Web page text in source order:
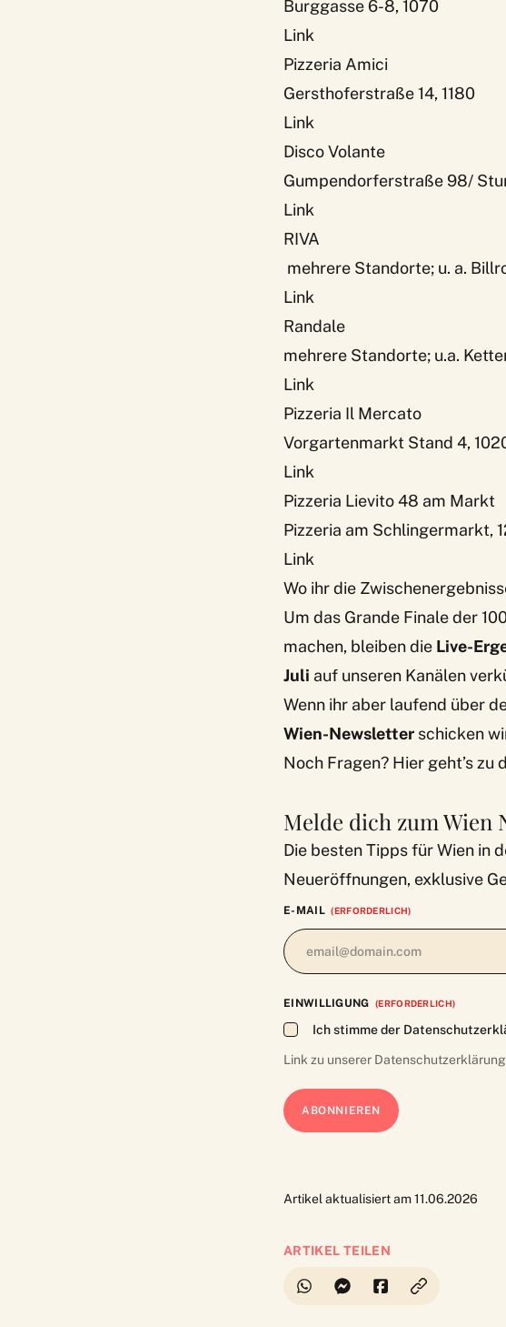
Burggasse 6-8, 1070
Link
Pizzeria Amici
Gersthoferstraße 14, 1180
Link
Disco Volante
Gumpendorferstraße 98/
Link
RIVA
mehrere Standorte; u. a.
Link
Randale
mehrere Standorte; u.a.
Link
Pizzeria Il Mercato
Vorgartenmarkt Stand 4,
Link
Pizzeria Lievito 48 am Markt
Pizzeria am Schlingermarkt,
Link
Wo ihr die
Um das Grande Finale der
machen, bleiben die Live-
Juli auf unseren Kanälen
Wenn ihr aber laufend über
Wien-Newsletter schicken
Noch Fragen? Hier geht’s zu
Melde dich zum Wien
Die besten Tipps für Wien in
Neueröffnungen, exklusive
E-MAIL (ERFORDERLICH)
EINWILLIGUNG (ERFORDERLICH)
Ich stimme der
Link zu unserer Datenschutzerklärung
Artikel aktualisiert am 11.06.2026
ARTIKEL TEILEN